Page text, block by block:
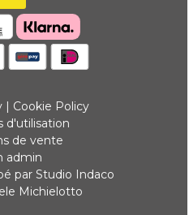
| Cookie Policy
d'utilisation
de vente
admin
par Studio Indaco
Michielotto